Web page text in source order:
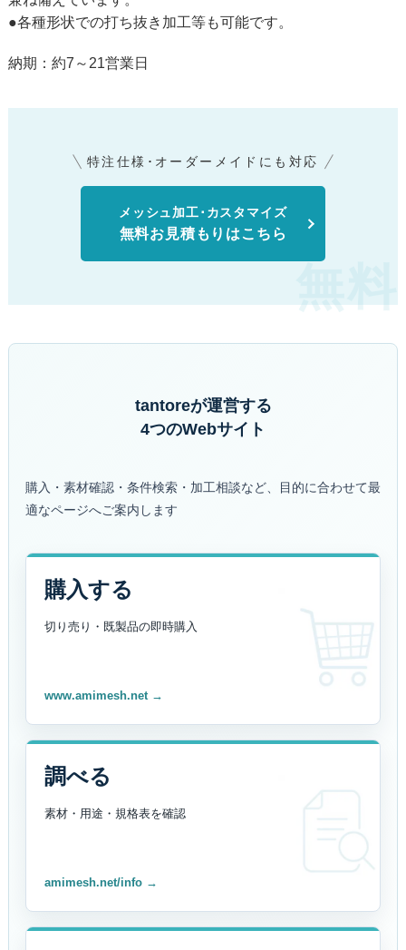
●各種形状での打ち抜き加工等も可能です。
納期：約7～21営業日
メッシュ加工･カスタマイズ
無料お見積もりはこちら
特注仕様･オーダーメイドにも対応
tantoreが運営する
4つのWebサイト
購入・素材確認・条件検索・加工相談など、目的に合わせて最
適なページへご案内します
購入する
切り売り・既製品の即時購入
www.amimesh.net →
調べる
素材・用途・規格表を確認
amimesh.net/info →